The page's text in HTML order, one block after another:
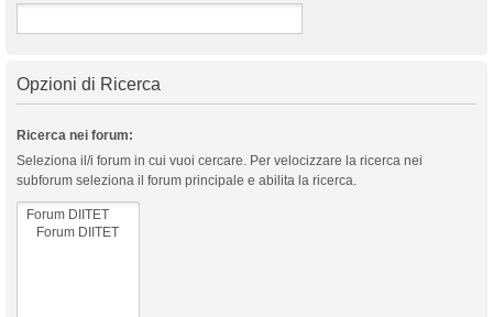
Opzioni di Ricerca
Ricerca nei forum:
Seleziona il/i forum in cui vuoi cercare. Per velocizzare la ricerca nei
subforum seleziona il forum principale e abilita la ricerca.